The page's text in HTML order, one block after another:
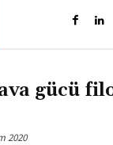
gücü
2020